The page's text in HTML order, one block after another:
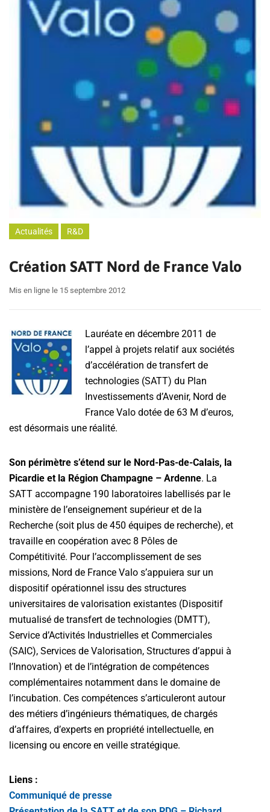
Actualités R&D
Création SATT Nord de France Valo
Mis en ligne le 15 septembre 2012
Lauréate en décembre 2011 de
l’appel à projets relatif aux sociétés
d’accélération de transfert de
technologies (SATT) du Plan
Investissements d’Avenir, Nord de
France Valo dotée de 63 M d’euros,
est désormais une réalité.
Son périmètre s’étend sur le Nord-Pas-de-Calais, la
Picardie et la Région Champagne – Ardenne. La
SATT accompagne 190 laboratoires labellisés par le
ministère de l’enseignement supérieur et de la
Recherche (soit plus de 450 équipes de recherche), et
travaille en coopération avec 8 Pôles de
Compétitivité. Pour l’accomplissement de ses
missions, Nord de France Valo s’appuiera sur un
dispositif opérationnel issu des structures
universitaires de valorisation existantes (Dispositif
mutualisé de transfert de technologies (DMTT),
Service d’Activités Industrielles et Commerciales
(SAIC), Services de Valorisation, Structures d’appui à
l’Innovation) et de l’intégration de compétences
complémentaires notamment dans le domaine de
l’incubation. Ces compétences s’articuleront autour
des métiers d’ingénieurs thématiques, de chargés
d’affaires, d’experts en propriété intellectuelle, en
licensing ou encore en veille stratégique.
Liens :
Communiqué de presse